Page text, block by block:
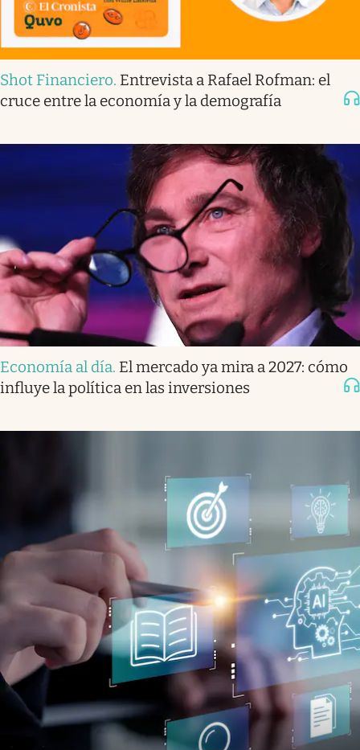
Shot Financiero. Entrevista a Rafael Rofman: el
cruce entre la economía y la demografía
Economía al día. El mercado ya mira a 2027: cómo
influye la política en las inversiones